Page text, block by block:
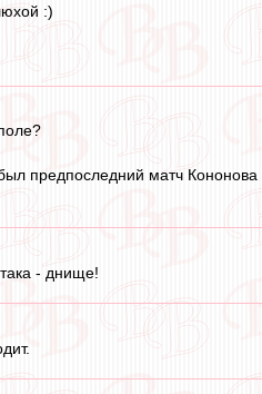
:)
предпоследний матч
- днище!